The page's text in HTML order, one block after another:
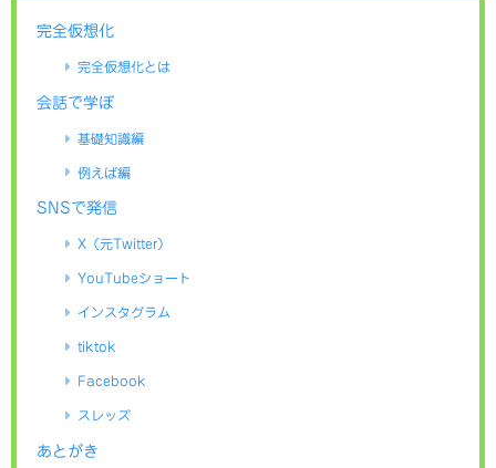
完全仮想化
完全仮想化とは
会話で学ぼ
基礎知識編
例えば編
SNSで発信
X（元Twitter）
YouTubeショート
インスタグラム
tiktok
Facebook
スレッズ
あとがき